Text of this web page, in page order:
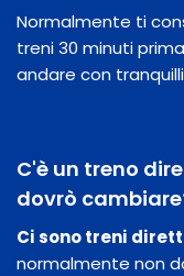
Normalmente ti
treni 30 minuti
andare con
C'è un treno
dovrò
Ci sono treni
normalmente non